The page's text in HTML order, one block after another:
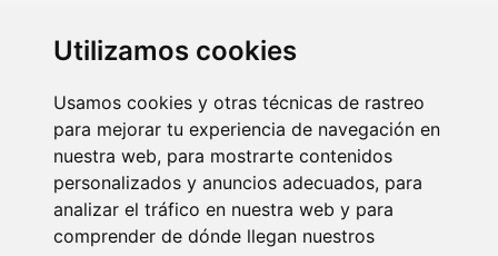
Utilizamos cookies
Usamos cookies y otras técnicas de rastreo
para mejorar tu experiencia de navegación en
nuestra web, para mostrarte contenidos
personalizados y anuncios adecuados, para
analizar el tráfico en nuestra web y para
comprender de dónde llegan nuestros
AVISO LEGAL POLITICA DE COOKIES
POLITICA DE PRIVACIDAD
PUBLICIDAD EN LA REVISTA QUÉ LEER
SORTEO-PREESTRENOS